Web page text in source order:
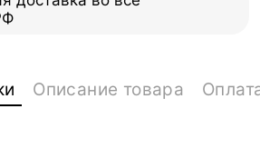
Описание товара